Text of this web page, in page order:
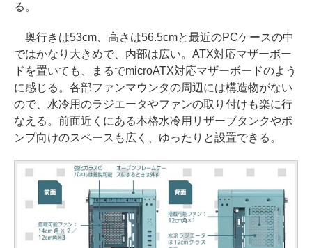
る。
奥行きは53cm、高さは56.5cmと最近のPCケースの中
ではかなり大きめで、内部は広い。ATX対応マザーボー
ドを置いても、まるでmicroATX対応マザーボードのよう
に感じる。各部ファンマウンタの周辺には構造物がない
ので、水冷用のラジエータやファンの取り付けも楽に行
なえる。前面近くにある本格水冷用リザーブタンクやポ
ンプ向けのスペースも広く、ゆったりと設置できる。